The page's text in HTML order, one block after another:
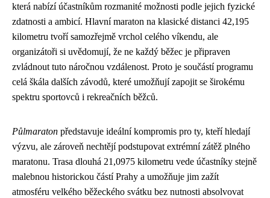
která nabízí účastníkům rozmanité možnosti podle jejich fyzické
zdatnosti a ambicí. Hlavní maraton na klasické distanci 42,195
kilometru tvoří samozřejmě vrchol celého víkendu, ale
organizátoři si uvědomují, že ne každý běžec je připraven
zvládnout tuto náročnou vzdálenost. Proto je součástí programu
celá škála dalších závodů, které umožňují zapojit se širokému
spektru sportovců i rekreačních běžců.
Půlmaraton představuje ideální kompromis pro ty, kteří hledají
výzvu, ale zároveň nechtějí podstupovat extrémní zátěž plného
maratonu. Trasa dlouhá 21,0975 kilometru vede účastníky stejně
malebnou historickou částí Prahy a umožňuje jim zažít
atmosféru velkého běžeckého svátku bez nutnosti absolvovat